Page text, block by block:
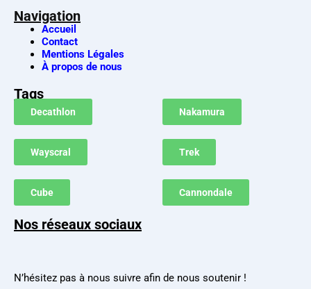
Navigation
Accueil
Contact
Mentions Légales
À propos de nous
Tags
Decathlon Nakamura
Wayscral Trek
Cube Cannondale
Nos réseaux sociaux
N’hésitez pas à nous suivre afin de nous soutenir !